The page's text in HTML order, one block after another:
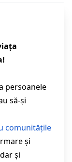
persoanele
să-și
comunitățile
și
și